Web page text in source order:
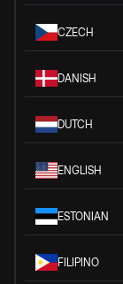
CZECH
DANISH
DUTCH
ENGLISH
ESTONIAN
FILIPINO